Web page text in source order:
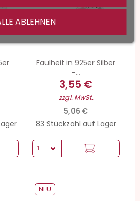
Faulheit in 925er Silber
-...
3,55 €
zzgl. MwSt.
5,06 €
83 Stückzahl auf Lager
NEU
ABLEHNEN